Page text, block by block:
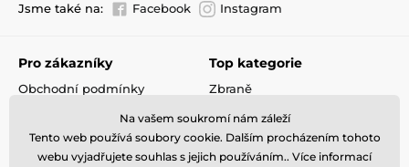
Jsme také na: Facebook Instagram
Pro zákazníky
Obchodní podmínky
Doprava a platba
Reklamace
Kontakty
Top kategorie
Zbraně
Optika
Střelivo
Příslušenství
Na vašem soukromí nám záleží
Tento web používá soubory cookie. Dalším procházením tohoto
webu vyjadřujete souhlas s jejich používáním.. Více informací